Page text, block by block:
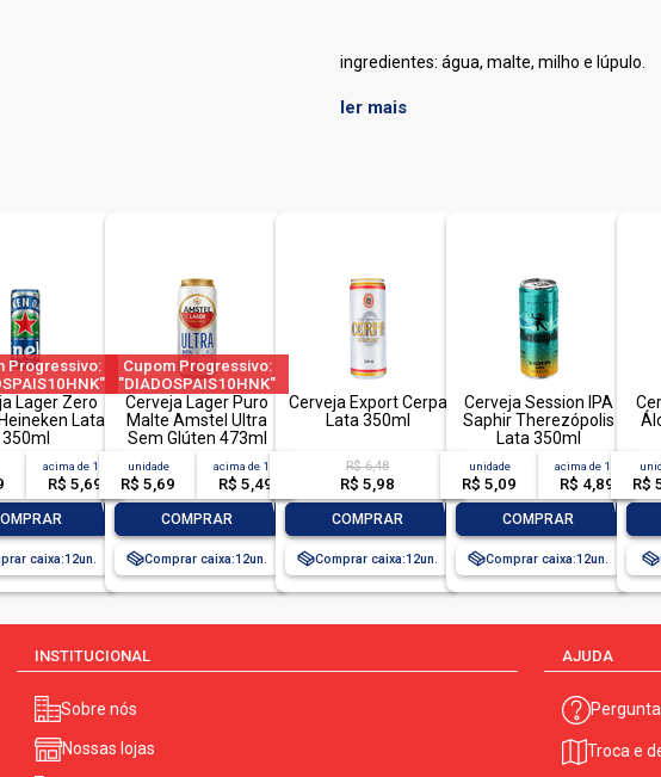
ingredientes: água, malte, milho e lúpulo.
alergênicos: contém cevada e glúten
<br>
<br>informações nutricionais:
<br>porção de 200ml (um copo)calorias*
<br>87 kcal = 365 kj
<br>carboidratos
<br>7,2 g
<br>
<br>*percentual de valores fornecidos
ler mais
Progressivo:
a 2 pedido
por CPF
Lager Zero
Lata
350ml
acima de 12
R$ 5,69
caixa:12
Cupom Progressivo:
"DIADOSPAIS10HNK"
|"DIADOSPAIS20HNK"
| "DIADOSPAIS30HNK"
| limitado a 2 pedido
por CPF
Cerveja Lager Puro
Malte Amstel Ultra
Sem Glúten 473ml
unidade
R$ 5,69
acima de 12
R$ 5,49
COMPRAR
Comprar caixa:12
Cerveja Export Cerpa
Lata 350ml
R$ 6,48
R$ 5,98
COMPRAR
Comprar caixa:12
Cerveja Session IPA
Saphir Therezópolis
Lata 350ml
unidade
R$ 5,09
acima de 12
R$ 4,89
COMPRAR
Comprar caixa:12
R$
INSTITUCIONAL
Sobre nós
Nossas lojas
AJUDA
Troca e